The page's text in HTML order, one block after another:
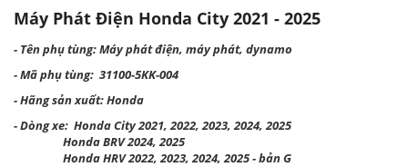
Máy Phát Điện Honda City 2021 - 2025
- Tên phụ tùng: Máy phát điện, máy phát, dynamo
- Mã phụ tùng: 31100-5KK-004
- Hãng sản xuất: Honda
- Dòng xe: Honda City 2021, 2022, 2023, 2024, 2025
Honda BRV 2024, 2025
Honda HRV 2022, 2023, 2024, 2025 - bản G